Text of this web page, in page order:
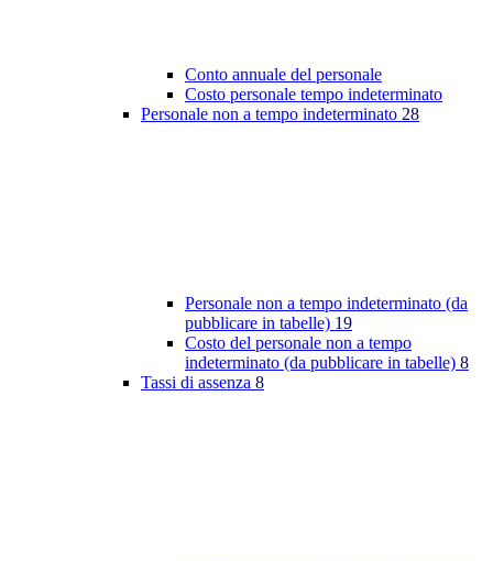
Conto annuale del personale
Costo personale tempo indeterminato
Personale non a tempo indeterminato 28
Personale non a tempo indeterminato (da
pubblicare in tabelle) 19
Costo del personale non a tempo
indeterminato (da pubblicare in tabelle) 8
Tassi di assenza 8